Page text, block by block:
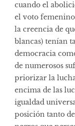
cuando el
el voto
la creencia de
blancas) tenían
democracia
de numerosos
priorizar la
encima de las
igualdad
posición tanto